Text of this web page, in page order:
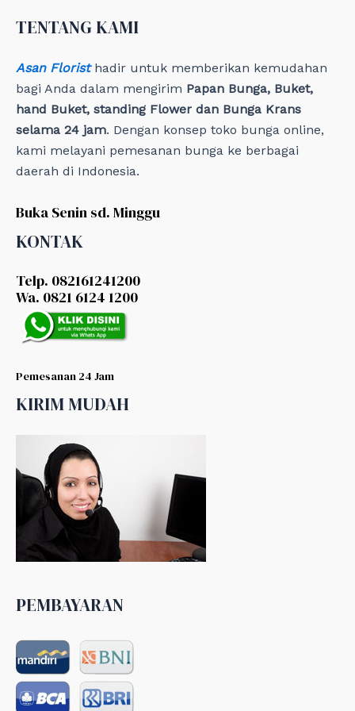
s
TENTANG KAMI
Asan Floristhadir untuk memberikan kemudahan
bagi Anda dalam mengirim Papan Bunga, Buket,
hand Buket, standing Flower dan Bunga Krans
selama 24 jam. Dengan konsep toko bunga online,
kami melayani pemesanan bunga ke berbagai
daerah di Indonesia.
Buka Senin sd. Minggu
KONTAK
Telp. 082161241200
Wa. 0821 6124 1200
Pemesanan 24 Jam
KIRIM MUDAH
PEMBAYARAN